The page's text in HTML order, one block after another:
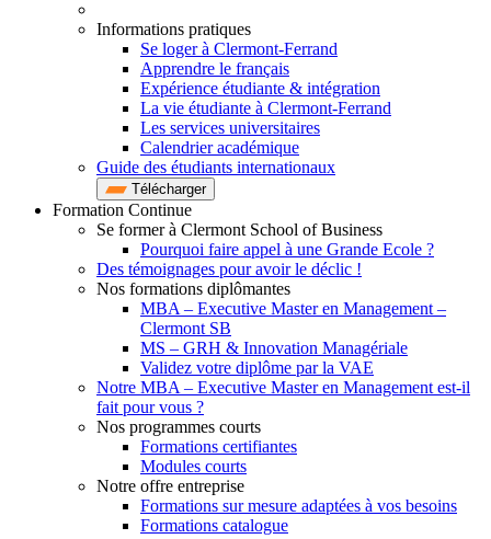
Informations pratiques
Se loger à Clermont-Ferrand
Apprendre le français
Expérience étudiante & intégration
La vie étudiante à Clermont-Ferrand
Les services universitaires
Calendrier académique
Guide des étudiants internationaux
Télécharger
Formation Continue
Se former à Clermont School of Business
Pourquoi faire appel à une Grande Ecole ?
Des témoignages pour avoir le déclic !
Nos formations diplômantes
MBA – Executive Master en Management –
Clermont SB
MS – GRH & Innovation Managériale
Validez votre diplôme par la VAE
Notre MBA – Executive Master en Management est-il
fait pour vous ?
Nos programmes courts
Formations certifiantes
Modules courts
Notre offre entreprise
Formations sur mesure adaptées à vos besoins
Formations catalogue